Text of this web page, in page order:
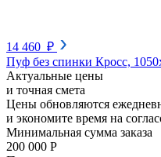
14 460 ₽
Пуф без спинки Кросс,
Актуальные цены
и точная смета
Цены обновляются
и экономите время на
Минимальная сумма заказа
200 000 Р